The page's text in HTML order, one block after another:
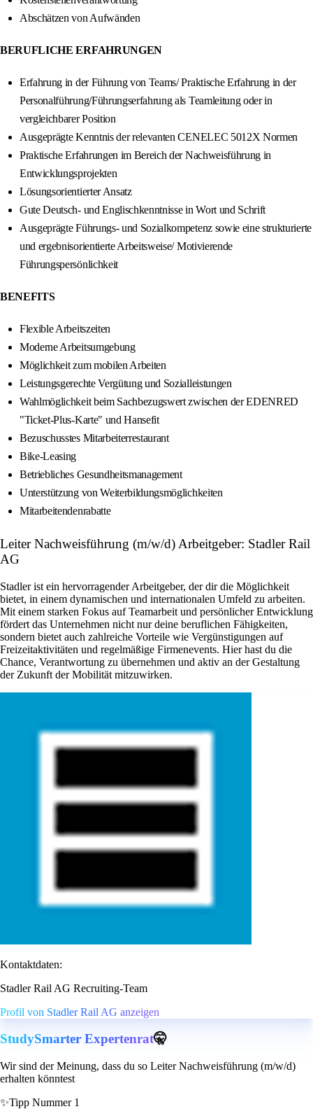
Abschätzen von Aufwänden
BERUFLICHE ERFAHRUNGEN
Erfahrung in der Führung von Teams/ Praktische Erfahrung in der
Personalführung/Führungserfahrung als Teamleitung oder in
vergleichbarer Position
Ausgeprägte Kenntnis der relevanten CENELEC 5012X Normen
Praktische Erfahrungen im Bereich der Nachweisführung in
Entwicklungsprojekten
Lösungsorientierter Ansatz
Gute Deutsch- und Englischkenntnisse in Wort und Schrift
Ausgeprägte Führungs- und Sozialkompetenz sowie eine strukturierte
und ergebnisorientierte Arbeitsweise/ Motivierende
Führungspersönlichkeit
BENEFITS
Flexible Arbeitszeiten
Moderne Arbeitsumgebung
Möglichkeit zum mobilen Arbeiten
Leistungsgerechte Vergütung und Sozialleistungen
Wahlmöglichkeit beim Sachbezugswert zwischen der EDENRED
"Ticket-Plus-Karte" und Hansefit
Bezuschusstes Mitarbeiterrestaurant
Bike-Leasing
Betriebliches Gesundheitsmanagement
Unterstützung von Weiterbildungsmöglichkeiten
Mitarbeitendenrabatte
Leiter Nachweisführung (m/w/d) Arbeitgeber: Stadler Rail
AG
Stadler ist ein hervorragender Arbeitgeber, der dir die Möglichkeit
bietet, in einem dynamischen und internationalen Umfeld zu arbeiten.
Mit einem starken Fokus auf Teamarbeit und persönlicher Entwicklung
fördert das Unternehmen nicht nur deine beruflichen Fähigkeiten,
sondern bietet auch zahlreiche Vorteile wie Vergünstigungen auf
Freizeitaktivitäten und regelmäßige Firmenevents. Hier hast du die
Chance, Verantwortung zu übernehmen und aktiv an der Gestaltung
der Zukunft der Mobilität mitzuwirken.
Kontaktdaten:
Stadler Rail AG Recruiting-Team
Profil von Stadler Rail AG anzeigen
StudySmarter Expertenrat🤫
Wir sind der Meinung, dass du so Leiter Nachweisführung (m/w/d)
erhalten könntest
✨Tipp Nummer 1